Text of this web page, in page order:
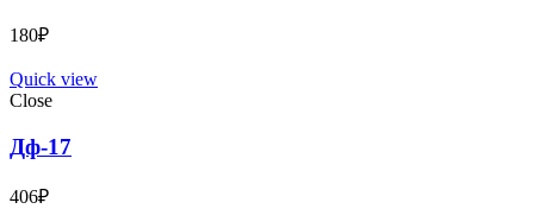
180₽
Quick view
Close
Дф-17
406₽